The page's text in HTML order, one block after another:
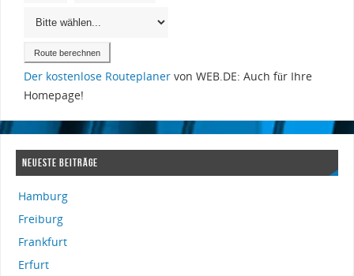
Der kostenlose Routeplanervon WEB.DE: Auch für Ihre
Homepage!
NEUESTE BEITRÄGE
Hamburg
Freiburg
Frankfurt
Erfurt